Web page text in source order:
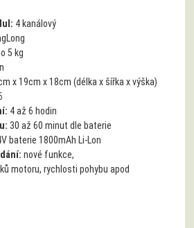
4 kanálový
5 kg
x 19cm x 18cm (délka x šířka x výška)
4 až 6 hodin
30 až 60 minut dle baterie
baterie 1800mAh Li-Lon
nové funkce,
motoru, rychlosti pohybu apod